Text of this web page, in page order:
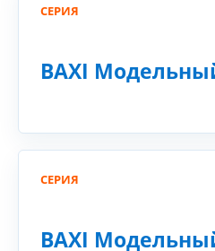
СЕРИЯ
BAXI
СЕРИЯ
BAXI